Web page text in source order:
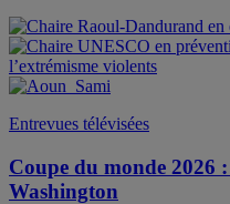
Entrevues télévisées
Coupe du monde 2026
Washington